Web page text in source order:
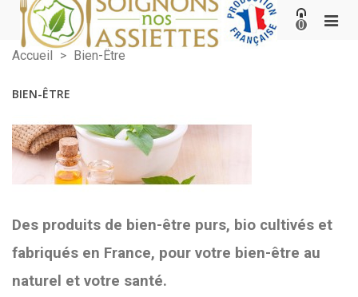
0
Accueil > Bien-Être
BIEN-ÊTRE
Des produits de bien-être purs, bio cultivés et
fabriqués en France, pour votre bien-être au
naturel et votre santé.